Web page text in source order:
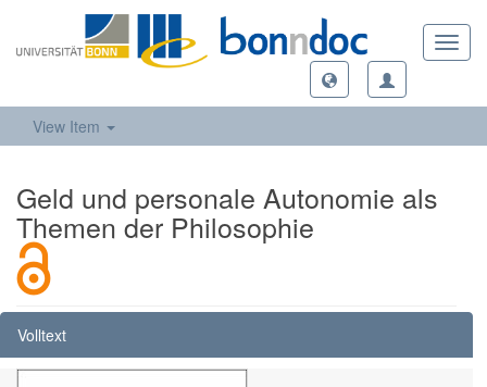
View Item
Geld und personale Autonomie als
Themen der Philosophie
Volltext